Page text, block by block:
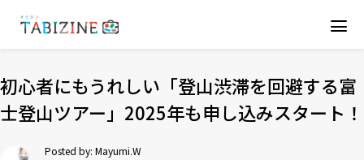
初心者にもうれしい「登山渋滞を回避する富
士登山ツアー」2025年も申し込みスタート！
Posted by: Mayumi.W